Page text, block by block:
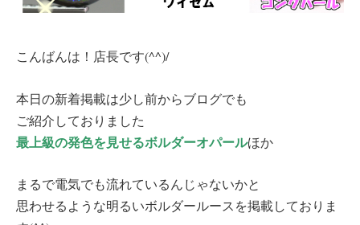
こんばんは！店長です(^^)/
本日の新着掲載は少し前からブログでも
ご紹介しておりました
最上級の発色を見せるボルダーオパールほか
まるで電気でも流れているんじゃないかと
思わせるような明るいボルダールースを掲載しておりま